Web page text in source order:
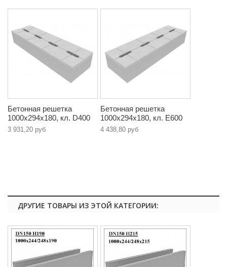
Бетонная решетка
1000х294х180, кл. D400
3 931,20 руб
Бетонная решетка
1000х294х180, кл. E600
4 438,80 руб
ДРУГИЕ ТОВАРЫ ИЗ ЭТОЙ КАТЕГОРИИ: